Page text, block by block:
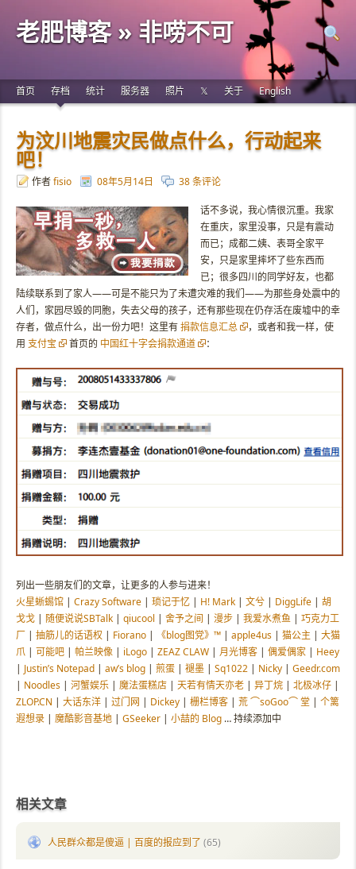
老肥博客 » 非唠不可
首页 存档 统计 服务器 照片 𝕏 关于 English
为汶川地震灾民做点什么，行动起来
吧！
作者fisio 08年5月14日 38 条评论
话不多说，我心情很沉重。我家
在重庆，家里没事，只是有震动
而已；成都二姨、表哥全家平
安，只是家里摔坏了些东西而
已；很多四川的同学好友，也都
陆续联系到了家人——可是不能只为了未遭灾难的我们——为那些身处震中的
人们，家园尽毁的同胞，失去父母的孩子，还有那些现在仍存活在废墟中的幸
存者，做点什么，出一份力吧！这里有捐款信息汇总
，或者和我一样，使
用 支付宝 首页的 中国红十字会捐款通道 ：
列出一些朋友们的文章，让更多的人参与进来！
火星蜥蜴馆 | Crazy Software | 琐记于忆 | H! Mark | 文兮 | DiggLife | 胡
戈戈 | 随便说说SBTalk | qiucool | 舍予之间 | 漫步 | 我爱水煮鱼 | 巧克力工
厂 | 抽筋儿的话语权 | Fiorano | 《blog图党》™ | apple4us | 猫公主 | 大猫
爪 | 可能吧 | 帕兰映像 | iLogo | ZEAZ CLAW | 月光博客 | 偶爱偶家 | Heey
| Justin’s Notepad | aw’s blog | 煎蛋 | 褪墨 | Sq1022 | Nicky | Geedr.com
| Noodles | 河蟹娱乐 | 魔法蛋糕店 | 天若有情天亦老 | 异丁烷 | 北极冰仔 |
ZLOP.CN | 大话东洋 | 过门网 | Dickey | 栅栏博客 | 荒 ⌒soGoo⌒ 堂 | 个篱
遐想录 | 魔酷影音基地 | GSeeker | 小喆的 Blog … 持续添加中
相关文章
人民群众都是傻逼 | 百度的报应到了 (65)